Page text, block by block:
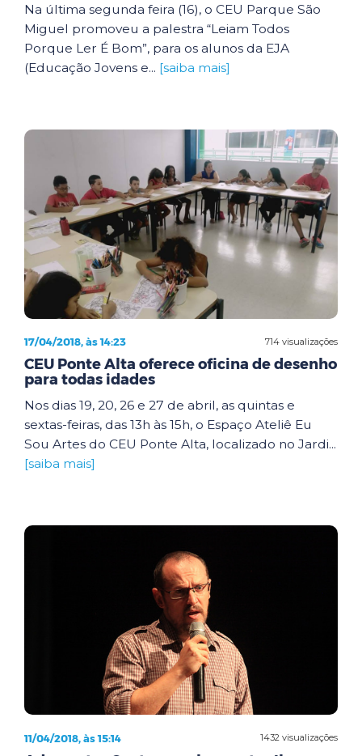
Na última segunda feira (16), o CEU Parque São
Miguel promoveu a palestra “Leiam Todos
Porque Ler É Bom”, para os alunos da EJA
(Educação Jovens e... [saiba mais]
714 visualizações
17/04/2018, às 14:23
CEU Ponte Alta oferece oficina de desenho
para todas idades
Nos dias 19, 20, 26 e 27 de abril, as quintas e
sextas-feiras, das 13h às 15h, o Espaço Ateliê Eu
Sou Artes do CEU Ponte Alta, localizado no Jardi...
[saiba mais]
1432 visualizações
11/04/2018, às 15:14